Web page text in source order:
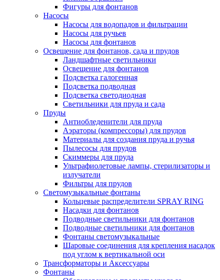
Фигуры для фонтанов
Насосы
Насосы для водопадов и фильтрации
Насосы для ручьев
Насосы для фонтанов
Освещение для фонтанов, сада и прудов
Ландшафтные светильники
Освещение для фонтанов
Подсветка галогенная
Подсветка подводная
Подсветка светодиодная
Светильники для пруда и сада
Пруды
Антиобледенители для пруда
Аэраторы (компрессоры) для прудов
Материалы для создания пруда и ручья
Пылесосы для прудов
Скиммеры для пруда
Ультрафиолетовые лампы, стерилизаторы и
излучатели
Фильтры для прудов
Светомузыкальные фонтаны
Кольцевые распределители SPRAY RING
Насадки для фонтанов
Подводные светильники для фонтанов
Подводные светильники для фонтанов
Фонтаны светомузыкальные
Шаровые соединения для крепления насадок
под углом к вертикальной оси
Трансформаторы и Аксессуары
Фонтаны